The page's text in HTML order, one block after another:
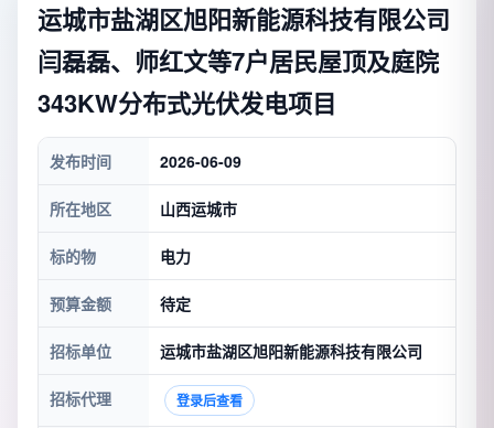
运城市盐湖区旭阳新能源科技有限公司
闫磊磊、师红文等7户居民屋顶及庭院
343KW分布式光伏发电项目
发布时间 2026-06-09
所在地区 山西运城市
标的物 电力
预算金额 待定
招标单位 运城市盐湖区旭阳新能源科技有限公司
招标代理 登录后查看